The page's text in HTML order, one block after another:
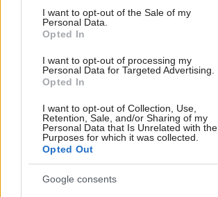
consent section.
I want to opt-out of the Sale of my
Personal Data.
Opted In
I want to opt-out of processing my
Personal Data for Targeted Advertising.
Opted In
I want to opt-out of Collection, Use,
Retention, Sale, and/or Sharing of my
Personal Data that Is Unrelated with the
Purposes for which it was collected.
Opted Out
Google consents